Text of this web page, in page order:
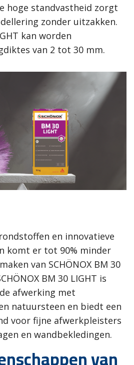
hoge standvastheid zorgt
zonder uitzakken.
kan worden
van 2 tot 30 mm.
en innovatieve
komt er tot 90% minder
van SCHÖNOX BM 30
BM 30 LIGHT is
afwerking met
natuursteen en biedt een
voor fijne afwerkpleisters
en wandbekledingen.